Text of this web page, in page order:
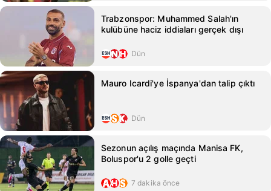
Trabzonspor: Muhammed Salah'ın
kulübüne haciz iddiaları gerçek dışı
Dün
Mauro Icardi'ye İspanya'dan talip çıktı
Dün
Sezonun açılış maçında Manisa FK,
Boluspor'u 2 golle geçti
7 dakika önce